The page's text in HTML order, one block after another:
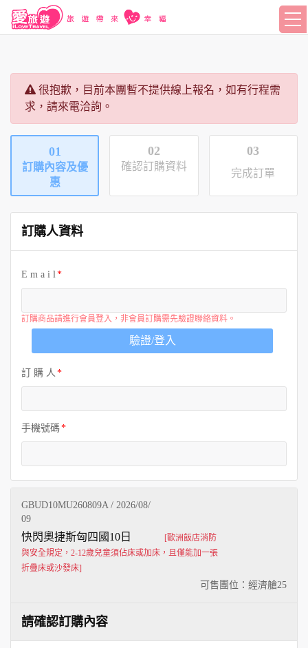
很抱歉，目前本團暫不提供線上報名，如有行程需
求，請來電洽詢。
01
訂購內容及優
惠
02
確認訂購資料
03
完成訂單
訂購人資料
E m a i l
訂購商品請進行會員登入，非會員訂購需先驗證聯絡資料。
驗證/登入
訂 購 人
手機號碼
GBUD10MU260809A / 2026/08/
09
可售團位：經濟艙25
快閃奧捷斯匈四國10日
[歐洲飯店消防
與安全規定，2-12歲兒童須佔床或加床，且僅能加一張
折疊床或沙發床]
請確認訂購內容